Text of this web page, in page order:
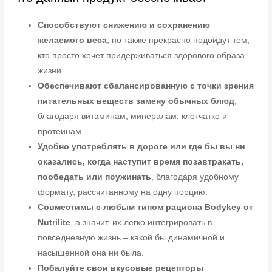
Способствуют снижению и сохранению
желаемого веса, но также прекрасно подойдут тем,
кто просто хочет придерживаться здорового образа
жизни.
Обеспечивают сбалансированную с точки зрения
питательных веществ замену обычных блюд,
благодаря витаминам, минералам, клетчатке и
протеинам.
Удобно употреблять в дороге или где бы вы ни
оказались, когда наступит время позавтракать,
пообедать или поужинать, благодаря удобному
формату, рассчитанному на одну порцию.
Совместимы с любым типом рациона Bodykey от
Nutrilite, а значит, их легко интегрировать в
повседневную жизнь – какой бы динамичной и
насыщенной она ни была.
Побалуйте свои вкусовые рецепторы